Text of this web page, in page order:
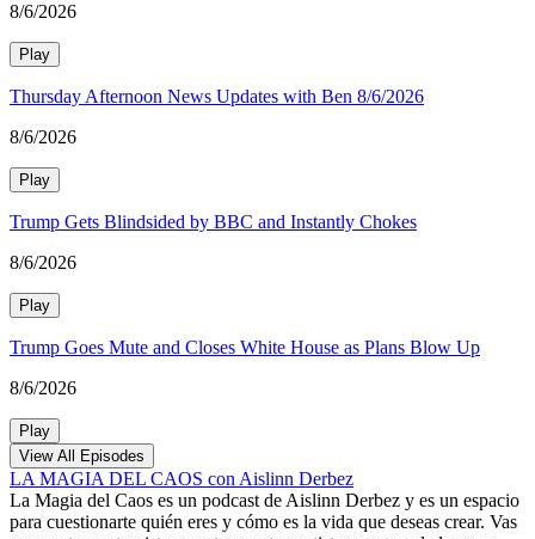
8/6/2026
Play
Thursday Afternoon News Updates with Ben 8/6/2026
8/6/2026
Play
Trump Gets Blindsided by BBC and Instantly Chokes
8/6/2026
Play
Trump Goes Mute and Closes White House as Plans Blow Up
8/6/2026
Play
View All Episodes
LA MAGIA DEL CAOS con Aislinn Derbez
La Magia del Caos es un podcast de Aislinn Derbez y es un espacio
para cuestionarte quién eres y cómo es la vida que deseas crear. Vas